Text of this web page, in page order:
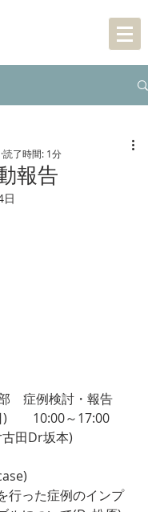
オステオインプラント学会
報告
読了時間: 1分
　症例検討・報告
　　10:00～17:00
田Dr坂本)
行った症例のインプ